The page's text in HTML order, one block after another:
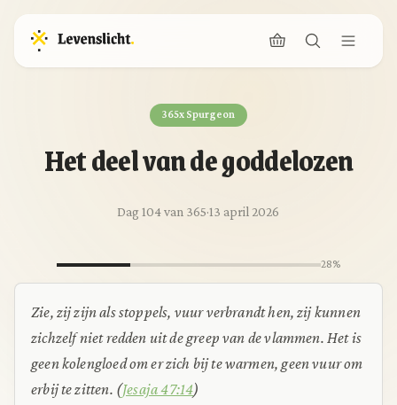
365x Spurgeon
Het deel van de goddelozen
Dag 104 van 365·13 april 2026
28%
Zie, zij zijn als stoppels, vuur verbrandt hen, zij kunnen
zichzelf niet redden uit de greep van de vlammen. Het is
geen kolengloed om er zich bij te warmen, geen vuur om
erbij te zitten. (Jesaja 47:14)